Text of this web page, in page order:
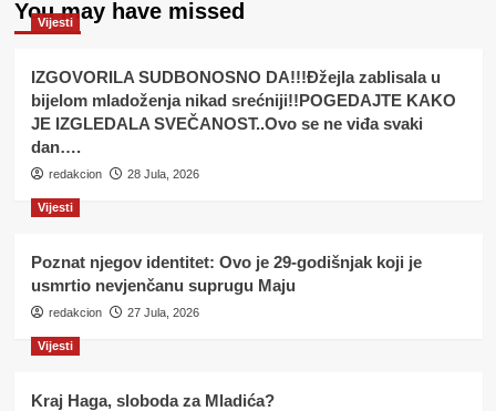
You may have missed
Vijesti
IZGOVORILA SUDBONOSNO DA!!!Đžejla zablisala u
bijelom mladoženja nikad srećniji!!POGEDAJTE KAKO
JE IZGLEDALA SVEČANOST..Ovo se ne viđa svaki
dan….
redakcion 28 Jula, 2026
Vijesti
Poznat njegov identitet: Ovo je 29-godišnjak koji je
usmrtio nevjenčanu suprugu Maju
redakcion 27 Jula, 2026
Vijesti
Kraj Haga, sloboda za Mladića?